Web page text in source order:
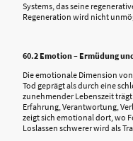
Systems, das seine
Regeneration wird nicht
60.2 Emotion – Ermüdung
Die emotionale Dimension
Tod geprägt als durch eine
zunehmender Lebenszeit
Erfahrung, Verantwortung,
zeigt sich emotional dort, wo
Loslassen schwerer wird als